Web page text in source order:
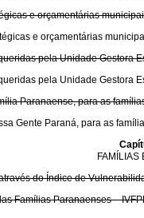
e orçamentárias
e orçamentárias
pela Unidade Gestora
pela Unidade Gestora
Paranaense, para as
Gente Paraná, para as
FAMÍLIAS
do Índice de
Famílias Paranaenses –